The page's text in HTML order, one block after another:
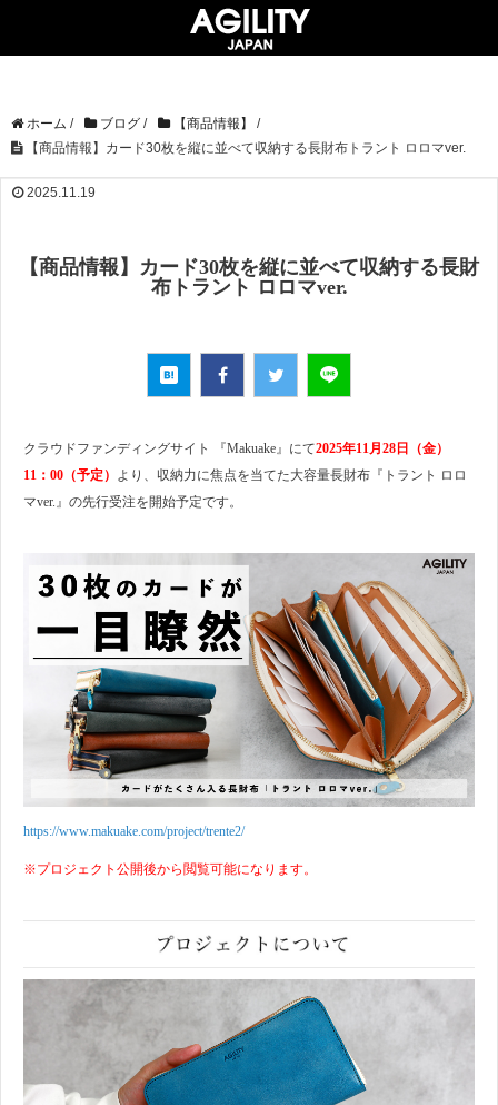
ホーム / ブログ / 【商品情報】
/
【商品情報】カード30枚を縦に並べて収納する長財布トラント ロロマver.
2025.11.19
【商品情報】カード30枚を縦に並べて収納する長財
布トラント ロロマver.
クラウドファンディングサイト 『Makuake』にて2025年11月28日（金）
11：00（予定） より、収納力に焦点を当てた大容量長財布『トラント ロロ
マver.』の先行受注を開始予定です。
https://www.makuake.com/project/trente2/
※プロジェクト公開後から閲覧可能になります。